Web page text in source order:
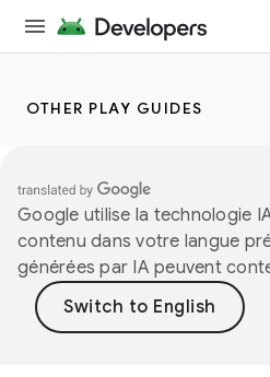
OTHER PLAY GUIDES
Google utilise la technologie
contenu dans votre langue
générées par IA peuvent